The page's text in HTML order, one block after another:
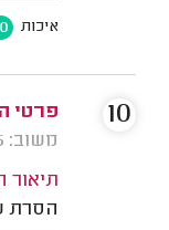
איכות
פרטי
משוב: 02/07/2025
תיאור
הסרת
10